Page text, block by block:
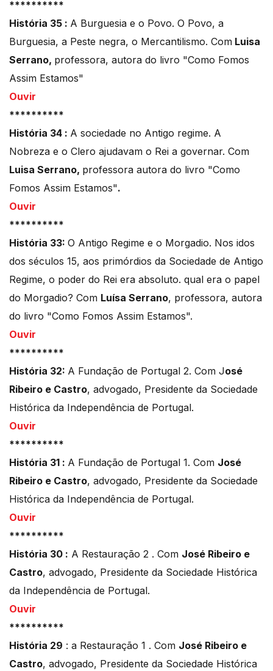
**********
História 35 : A Burguesia e o Povo. O Povo, a
Burguesia, a Peste negra, o Mercantilismo. Com Luisa
Serrano, professora, autora do livro "Como Fomos
Assim Estamos"
Ouvir
**********
História 34 : A sociedade no Antigo regime. A
Nobreza e o Clero ajudavam o Rei a governar. Com
Luisa Serrano, professora autora do livro "Como
Fomos Assim Estamos".
Ouvir
**********
História 33: O Antigo Regime e o Morgadio. Nos idos
dos séculos 15, aos primórdios da Sociedade de Antigo
Regime, o poder do Rei era absoluto. qual era o papel
do Morgadio? Com Luísa Serrano, professora, autora
do livro "Como Fomos Assim Estamos".
Ouvir
**********
História 32: A Fundação de Portugal 2. Com José
Ribeiro e Castro, advogado, Presidente da Sociedade
Histórica da Independência de Portugal.
Ouvir
**********
História 31 : A Fundação de Portugal 1. Com José
Ribeiro e Castro, advogado, Presidente da Sociedade
Histórica da Independência de Portugal.
Ouvir
**********
História 30 : A Restauração 2 . Com José Ribeiro e
Castro, advogado, Presidente da Sociedade Histórica
da Independência de Portugal.
Ouvir
**********
História 29 : a Restauração 1 . Com José Ribeiro e
Castro, advogado, Presidente da Sociedade Histórica